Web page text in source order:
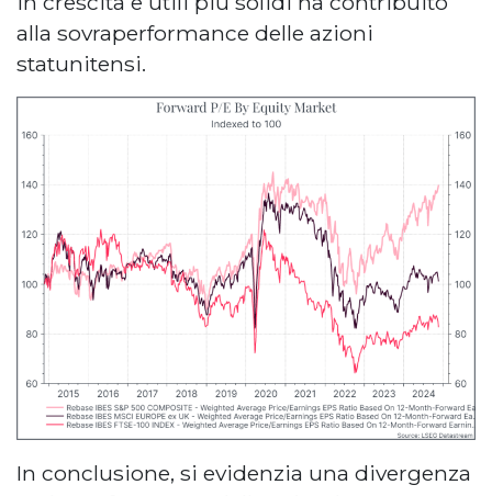
alla sovraperformance delle azioni
statunitensi.
In conclusione, si evidenzia una divergenza